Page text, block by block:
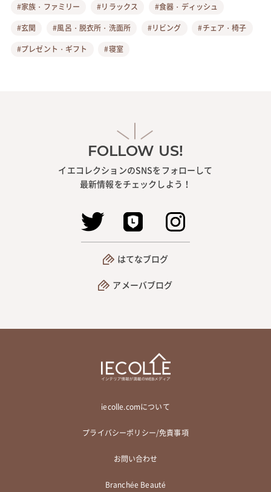
#家族・ファミリー
#リラックス
#食器・ディッシュ
#玄関
#風呂・脱衣所・洗面所 #リビング
#チェア・椅子
#プレゼント・ギフト
#寝室
FOLLOW US!
イエコレクションのSNSをフォローして
最新情報をチェックしよう！
はてなブログ
アメーバブログ
iecolle.comについて
プライバシーポリシー/免責事項
お問い合わせ
Branchée Beauté